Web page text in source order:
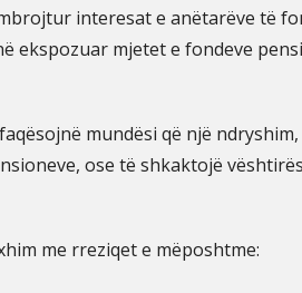
interesat e anëtarëve të
ekspozuar mjetet e fondeve
mundësi që një
ose të shkaktojë
me rreziqet e mëposhtme: